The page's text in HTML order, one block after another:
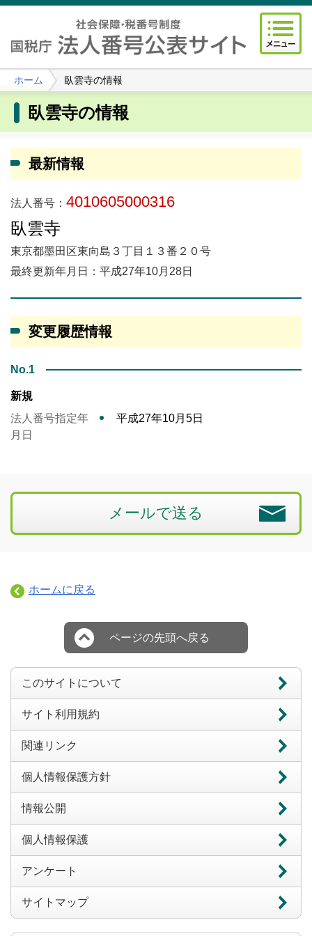
ホーム 臥雲寺の情報
臥雲寺の情報
最新情報
法人番号： 4010605000316
臥雲寺
東京都墨田区東向島３丁目１３番２０号
最終更新年月日：平成27年10月28日
変更履歴情報
No.1
新規
法人番号指定年
月日
平成27年10月5日
メールで送る
ホームに戻る
ページの先頭へ戻る
このサイトについて
サイト利用規約
関連リンク
個人情報保護方針
情報公開
個人情報保護
アンケート
サイトマップ